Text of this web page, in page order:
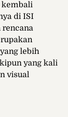
kembali
di ISI
rencana
lebih
yang kali
visual